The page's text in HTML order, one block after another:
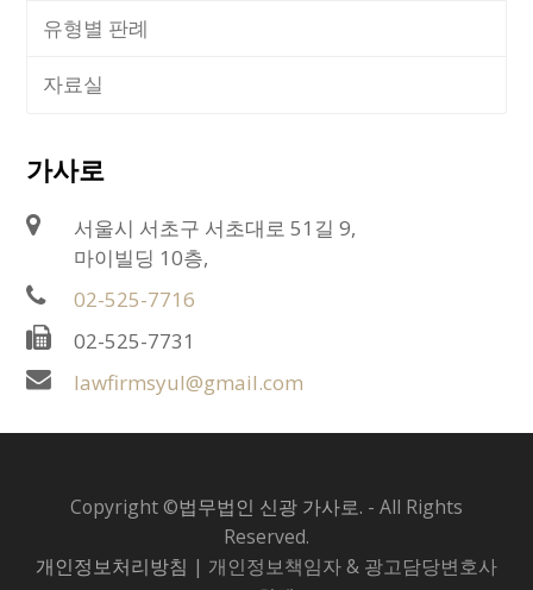
유형별 판례
자료실
가사로
서울시 서초구 서초대로 51길 9,
마이빌딩 10층,
02-525-7716
02-525-7731
lawfirmsyul@gmail.com
Copyright ©법무법인 신광 가사로. - All Rights
Reserved.
개인정보처리방침 | 개인정보책임자 & 광고담당변호사